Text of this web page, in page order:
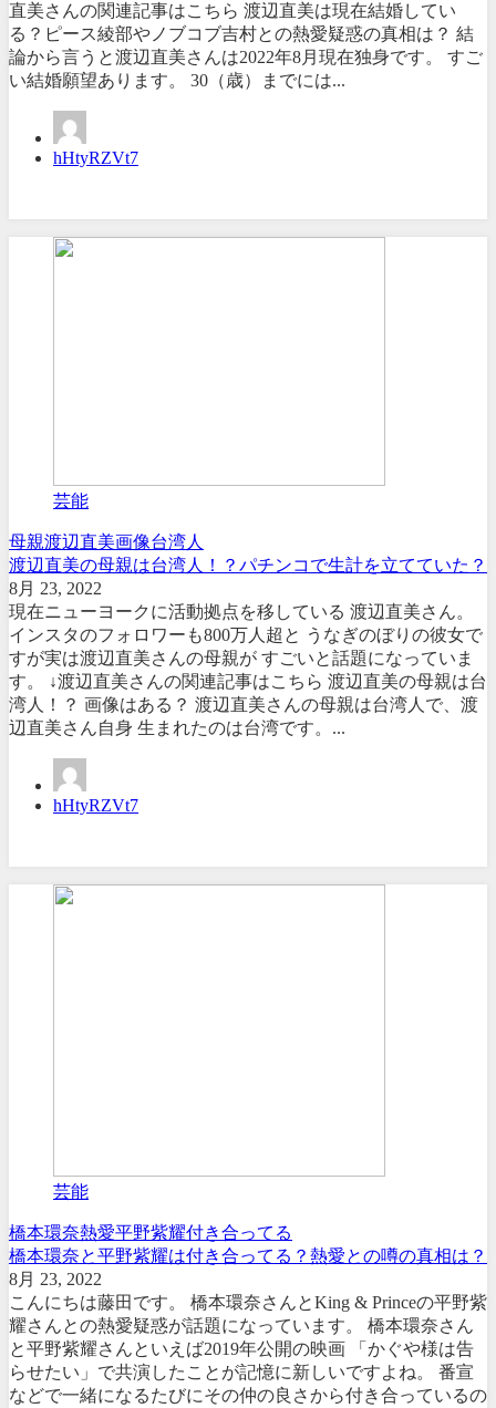
直美さんの関連記事はこちら 渡辺直美は現在結婚してい
る？ピース綾部やノブコブ吉村との熱愛疑惑の真相は？ 結
論から言うと渡辺直美さんは2022年8月現在独身です。 すご
い結婚願望あります。 30（歳）までには...
hHtyRZVt7
芸能
母親渡辺直美画像台湾人
渡辺直美の母親は台湾人！？パチンコで生計を立てていた？
8月 23, 2022
現在ニューヨークに活動拠点を移している 渡辺直美さん。
インスタのフォロワーも800万人超と うなぎのぼりの彼女で
すが実は渡辺直美さんの母親が すごいと話題になっていま
す。 ↓渡辺直美さんの関連記事はこちら 渡辺直美の母親は台
湾人！？ 画像はある？ 渡辺直美さんの母親は台湾人で、渡
辺直美さん自身 生まれたのは台湾です。...
hHtyRZVt7
芸能
橋本環奈熱愛平野紫耀付き合ってる
橋本環奈と平野紫耀は付き合ってる？熱愛との噂の真相は？
8月 23, 2022
こんにちは藤田です。 橋本環奈さんとKing & Princeの平野紫
耀さんとの熱愛疑惑が話題になっています。 橋本環奈さん
と平野紫耀さんといえば2019年公開の映画 「かぐや様は告
らせたい」で共演したことが記憶に新しいですよね。 番宣
などで一緒になるたびにその仲の良さから付き合っているの